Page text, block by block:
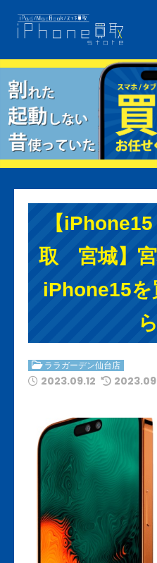
【
取 宮城】宮
iPhone15を
ララガーデン仙台店
2023.09.12